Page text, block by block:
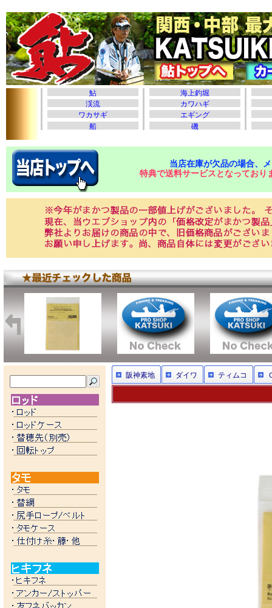
当店在庫が欠品の場合、
特典で送料サービスとなっており
阪神素地 ダイワ ティムコ